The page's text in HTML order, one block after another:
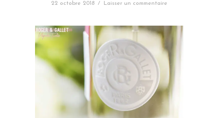
22 octobre 2018 / Laisser un commentaire